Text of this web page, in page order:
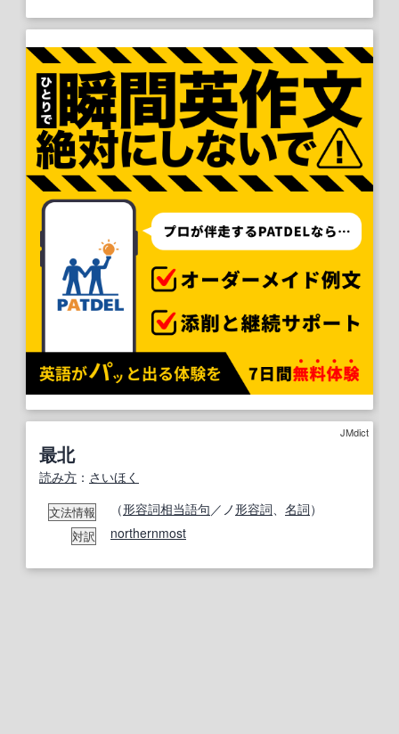
JMdict
最北
読み方 ： さいほく
文法情報 （形容詞相当語句 ／ノ形容詞 名詞）
対訳 northernmost